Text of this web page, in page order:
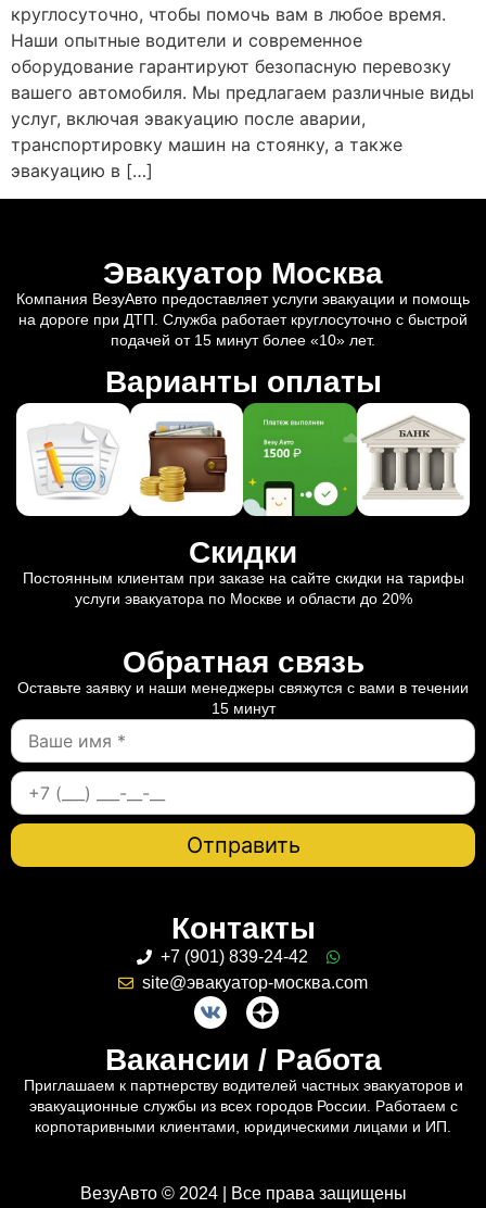
круглосуточно, чтобы помочь вам в любое время.
Наши опытные водители и современное
оборудование гарантируют безопасную перевозку
вашего автомобиля. Мы предлагаем различные виды
услуг, включая эвакуацию после аварии,
транспортировку машин на стоянку, а также
эвакуацию в […]
Эвакуатор Москва
Компания ВезуАвто предоставляет услуги эвакуации и помощь
на дороге при ДТП. Служба работает круглосуточно с быстрой
подачей от 15 минут более «10» лет.
Варианты оплаты
Скидки
Постоянным клиентам при заказе на сайте скидки на тарифы
услуги эвакуатора по Москве и области до 20%
Обратная связь
Оставьте заявку и наши менеджеры свяжутся с вами в течении
15 минут
Контакты
+7 (901) 839-24-42
site@эвакуатор-москва.com
Вакансии / Работа
Приглашаем к партнерству водителей частных эвакуаторов и
эвакуационные службы из всех городов России. Работаем с
корпотаривными клиентами, юридическими лицами и ИП.
ВезуАвто © 2024 | Все права защищены